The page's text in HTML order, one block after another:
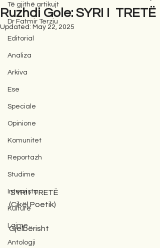
Të gjithë artikujt
Dr Fatmir Terziu
Editorial
Analiza
Arkiva
Ese
Speciale
Opinione
Komunitet
Reportazh
Studime
Intervista
Kulturë
Lajme
Antologji
Ruzhdi Gole: SYRI I TRETË
Updated: May 22, 2025
SYRI I  TRETË
(Cikël Poetik)
Gjelbërisht